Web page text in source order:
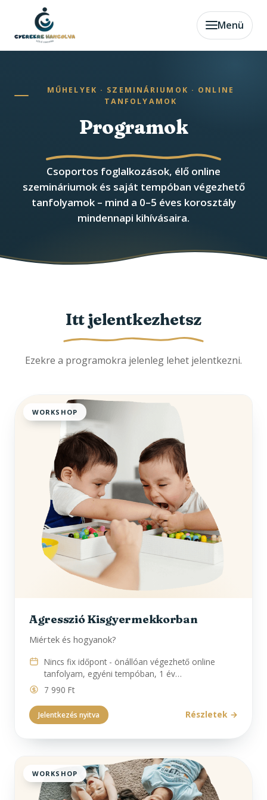
Menü
MŰHELYEK · SZEMINÁRIUMOK · ONLINE
TANFOLYAMOK
Programok
Csoportos foglalkozások, élő online
szemináriumok és saját tempóban végezhető
tanfolyamok – mind a 0–5 éves korosztály
mindennapi kihívásaira.
Itt jelentkezhetsz
Ezekre a programokra jelenleg lehet jelentkezni.
WORKSHOP
Agresszió Kisgyermekkorban
Miértek és hogyanok?
Nincs fix időpont - önállóan végezhető online
tanfolyam, egyéni tempóban, 1 év…
7 990 Ft
Jelentkezés nyitva Részletek
WORKSHOP